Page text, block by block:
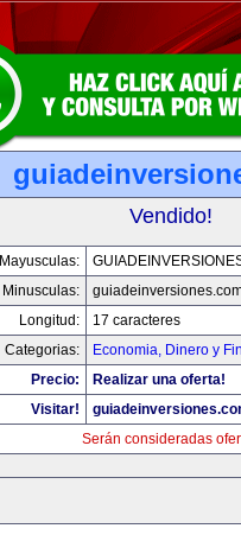
Vendido!
Mayusculas:
Minusculas:
Longitud:
17 caracteres
Categorias:
Economia, Dinero y
Precio:
Realizar una oferta!
Visitar!
Serán consideradas